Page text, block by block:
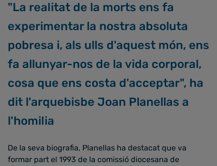
"La realitat de la morts ens fa
experimentar la nostra absoluta
pobresa i, als ulls d'aquest món, ens
fa allunyar-nos de la vida corporal,
cosa que ens costa d'acceptar", ha
dit l'arquebisbe Joan Planellas a
l'homilia
De la seva biografia, Planellas ha destacat que va
formar part el 1993 de la comissió diocesana de